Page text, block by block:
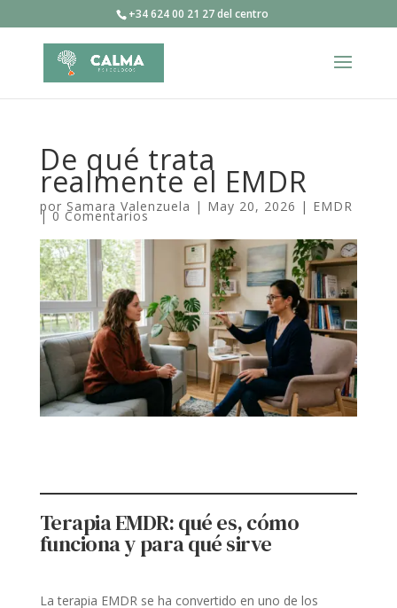
+34 624 00 21 27 del centro
De qué trata
realmente el EMDR
por Samara Valenzuela | May 20, 2026 | EMDR
|0 Comentarios
Terapia EMDR: qué es, cómo
funciona y para qué sirve
La terapia EMDR se ha convertido en uno de los